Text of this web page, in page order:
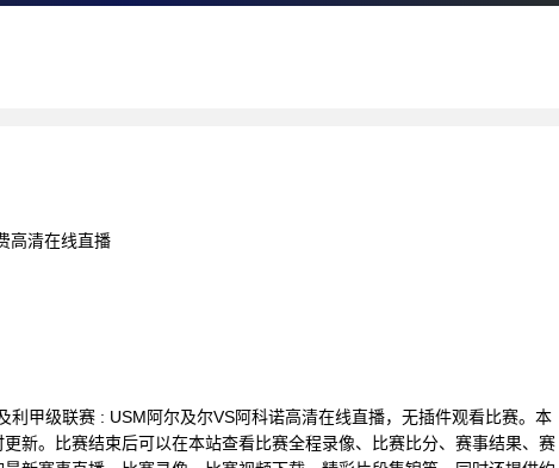
高清在线直播
甲级联赛 : USM阿尔及尔VS阿科诺高清在线直播，无插件观看比赛。本
新。比赛结束后可以在本站查看比赛全程录像、比赛比分、赛事结果、赛